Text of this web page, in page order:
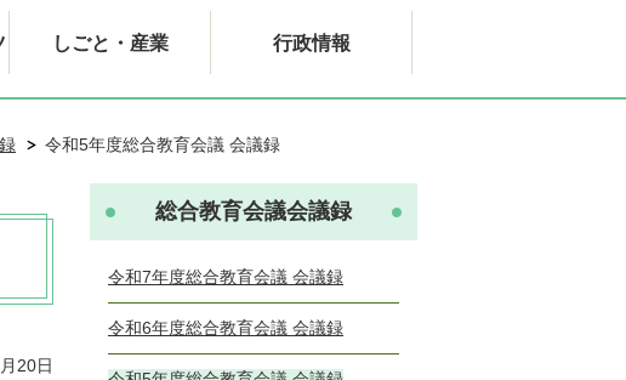
しごと・産業 行政情報
令和5年度総合教育会議 会議録
20日
総合教育会議会議録
令和7年度総合教育会議 会議録
令和6年度総合教育会議 会議録